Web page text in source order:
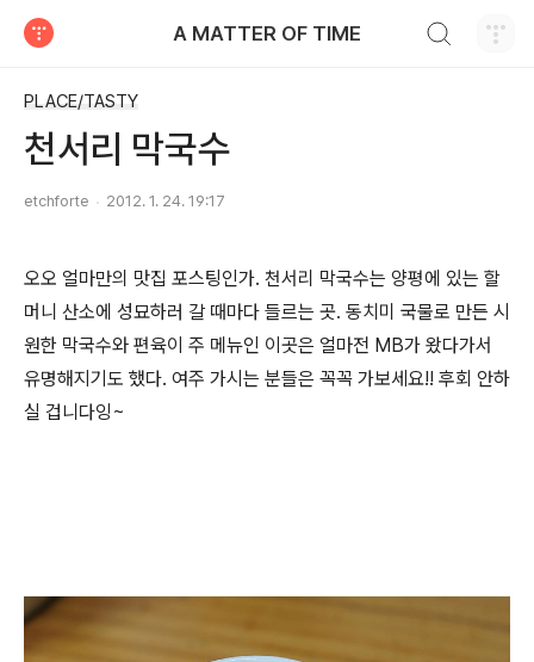
A MATTER OF TIME
PLACE/TASTY
천서리 막국수
etchforte 2012. 1. 24. 19:17
오오 얼마만의 맛집 포스팅인가. 천서리 막국수는 양평에 있는 할
머니 산소에 성묘하러 갈 때마다 들르는 곳. 동치미 국물로 만든 시
원한 막국수와 편육이 주 메뉴인 이곳은 얼마전 MB가 왔다가서
유명해지기도 했다. 여주 가시는 분들은 꼭꼭 가보세요!! 후회 안하
실 겁니다잉~